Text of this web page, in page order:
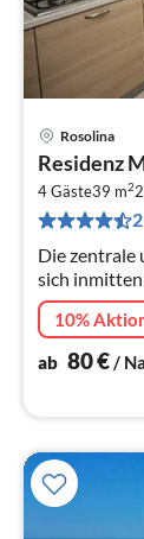
Rosolina
Residenz
4 Gäste39 m22
Die zentrale
sich
Residenz.
überall!
10%
ab 80€/